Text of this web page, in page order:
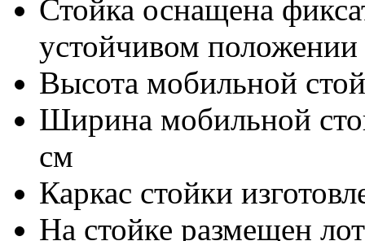
Стойка оснащена
устойчивом положении
Высота мобильной
Ширина мобильной
см
Каркас стойки
На стойке размещен